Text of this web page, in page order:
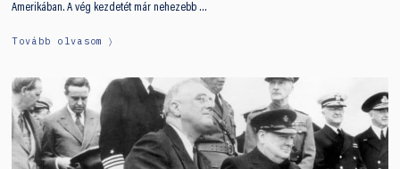
Amerikában. A vég kezdetét már nehezebb …
Tovább olvasom